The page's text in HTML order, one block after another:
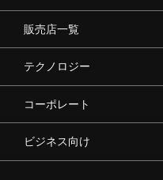
販売店一覧
テクノロジー
コーポレート
ビジネス向け